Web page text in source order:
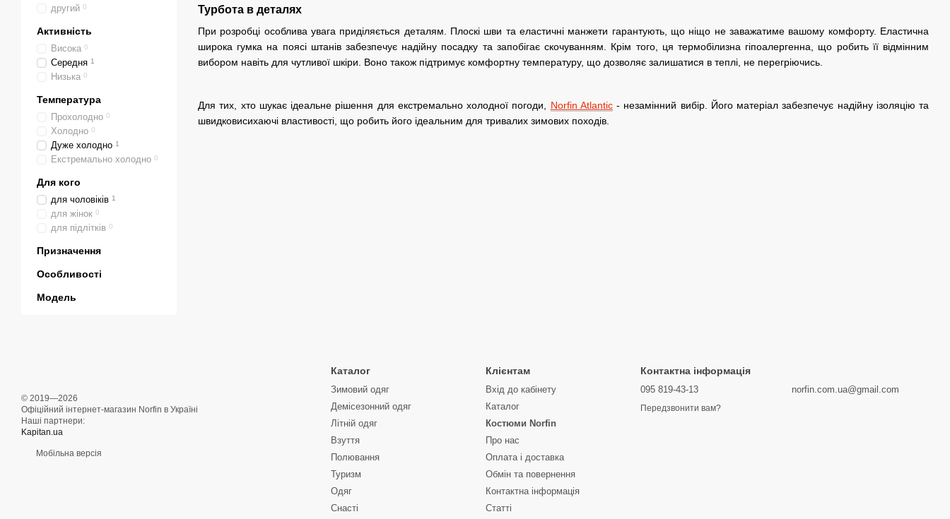
Турбота в деталях
При розробці особлива увага приділяється деталям. Плоскі шви та еластичні манжети гарантують, що ніщо не заважатиме вашому комфорту. Еластична
широка гумка на поясі штанів забезпечує надійну посадку та запобігає скочуванням. Крім того, ця термобілизна гіпоалергенна, що робить її відмінним
вибором навіть для чутливої шкіри. Воно також підтримує комфортну температуру, що дозволяє залишатися в теплі, не перегріючись.
Для тих, хто шукає ідеальне рішення для екстремально холодної погоди, Norfin Atlantic- незамінний вибір. Його матеріал забезпечує надійну ізоляцію та
швидковисихаючі властивості, що робить його ідеальним для тривалих зимових походів.
другий 0
Активність
Висока 0
Середня 1
Низька 0
Температура
Прохолодно 0
Холодно 0
Дуже холодно 1
Екстремально холодно 0
Для кого
для чоловіків 1
для жінок 0
для підлітків 0
Призначення
Особливості
Модель
© 2019—2026
Офіційний інтернет-магазин Norfin в Україні
Наші партнери:
Kapitan.ua
Мобільна версія
Каталог
Зимовий одяг
Демісезонний одяг
Літній одяг
Взуття
Полювання
Туризм
Одяг
Снасті
Клієнтам
Вхід до кабінету
Каталог
Костюми Norfin
Про нас
Оплата і доставка
Обмін та повернення
Контактна інформація
Статті
Контактна інформація
095 819-43-13
Передзвонити вам?
norfin.com.ua@gmail.com